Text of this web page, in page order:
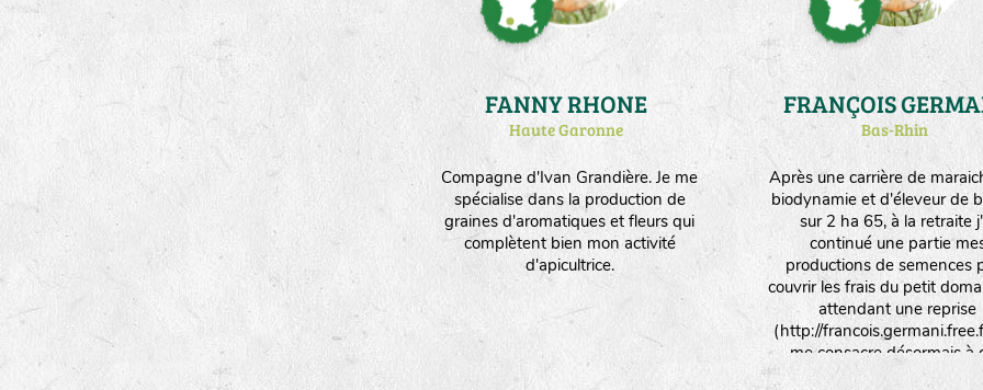
Compagne d'Ivan Grandière. Je me
spécialise dans la production de
graines d'aromatiques et fleurs qui
complètent bien mon activité
d'apicultrice.
FANNY RHONE
Haute Garonne
Après une carrière de
biodynamie et d'éleveur de
sur 2 ha 65, à la retraite
continué une partie
productions de semences
couvrir les frais du petit
attendant une reprise
(http://
me consacre désormais à
activités de traduction et
FRANÇOIS
Bas-Rhin